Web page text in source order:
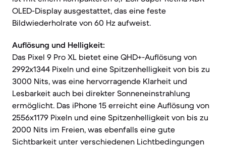
OLED-Display ausgestattet, das eine feste
Bildwiederholrate von 60 Hz aufweist.
Auflösung und Helligkeit:
Das Pixel 9 Pro XL bietet eine QHD+-Auflösung von
2992x1344 Pixeln und eine Spitzenhelligkeit von bis zu
3000 Nits, was eine hervorragende Klarheit und
Lesbarkeit auch bei direkter Sonneneinstrahlung
ermöglicht. Das iPhone 15 erreicht eine Auflösung von
2556x1179 Pixeln und eine Spitzenhelligkeit von bis zu
2000 Nits im Freien, was ebenfalls eine gute
Sichtbarkeit unter verschiedenen Lichtbedingungen